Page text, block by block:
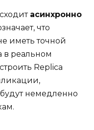
асинхронно
что
иметь точной
в реальном
Replica
немедленно